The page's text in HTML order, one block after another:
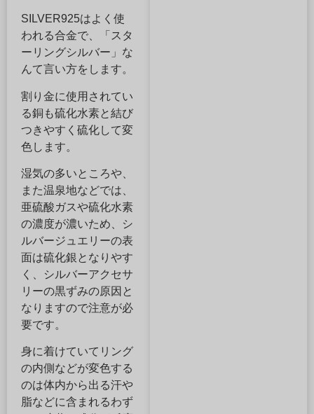
SILVER925はよく使
われる合金で、「スタ
ーリングシルバー」な
んて言い方をします。
割り金に使用されてい
る銅も硫化水素と結び
つきやすく硫化して変
色します。
湿気の多いところや、
また温泉地などでは、
亜硫酸ガスや硫化水素
の濃度が濃いため、シ
ルバージュエリーの表
面は硫化銀となりやす
く、シルバーアクセサ
リーの黒ずみの原因と
なりますので注意が必
要です。
身に着けていてリング
の内側などが変色する
のは体内から出る汗や
脂などに含まれるわず